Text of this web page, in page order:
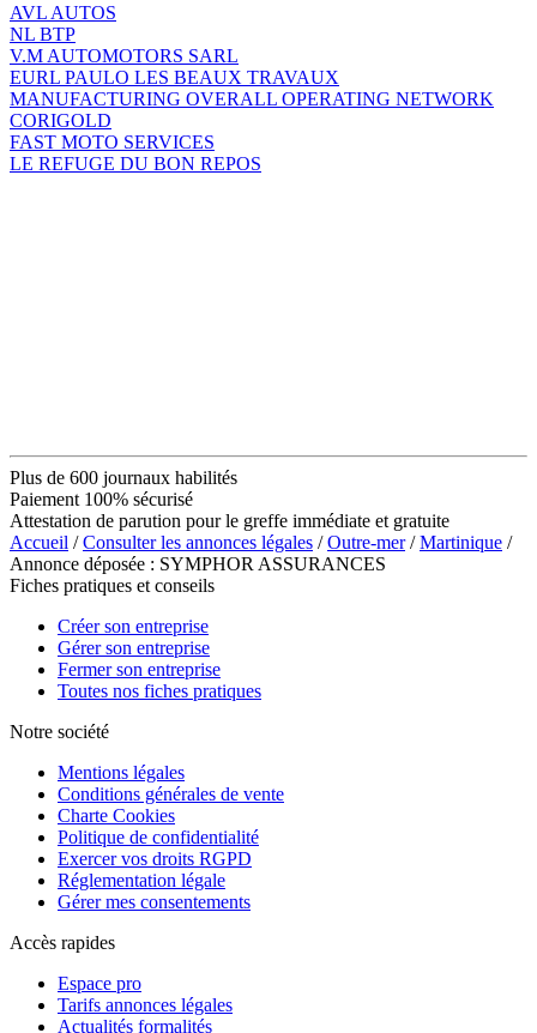
AVL AUTOS
NL BTP
V.M AUTOMOTORS SARL
EURL PAULO LES BEAUX TRAVAUX
MANUFACTURING OVERALL OPERATING NETWORK
CORIGOLD
FAST MOTO SERVICES
LE REFUGE DU BON REPOS
Plus de 600 journaux habilités
Paiement 100% sécurisé
Attestation de parution pour le greffe immédiate et gratuite
Accueil /Consulter les annonces légales /Outre-mer/Martinique /
Annonce déposée : SYMPHOR ASSURANCES
Fiches pratiques et conseils
Créer son entreprise
Gérer son entreprise
Fermer son entreprise
Toutes nos fiches pratiques
Notre société
Mentions légales
Conditions générales de vente
Charte Cookies
Politique de confidentialité
Exercer vos droits RGPD
Réglementation légale
Gérer mes consentements
Accès rapides
Espace pro
Tarifs annonces légales
Actualités formalités